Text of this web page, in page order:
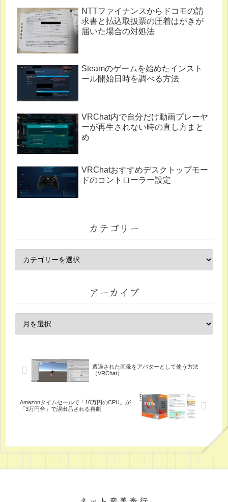
NTTファイナンスからドコモの請
求書と払込取扱票の圧着はがきが
届いた場合の対処法
Steamのゲームを始めたインスト
ール開始日時を調べる方法
VRChat内で自分だけ動画プレーヤ
ーが再生されない時の直し方まと
め
VRChatおすすめデスクトップモー
ドのコントローラー設定
カテゴリー
アーカイブ
透過された画像をアバターとして使う方法
（VRChat）
Amazonタイムセールで「10万円のCPU」が
「3万円台」で誤出品される喜劇